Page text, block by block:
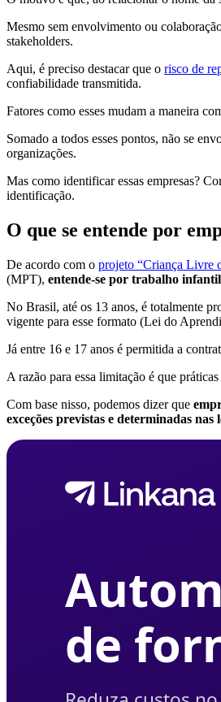
Mesmo sem envolvimento ou
stakeholders.
Aqui, é preciso destacar que o risco de
confiabilidade transmitida.
Fatores como esses mudam a maneira
Somado a todos esses pontos, não se
organizações.
Mas como identificar essas empresas?
identificação.
O que se entende por
De acordo com o projeto “Criança Livre
(MPT), entende-se por trabalho
No Brasil, até os 13 anos, é totalmente
vigente para esse formato (Lei do
Já entre 16 e 17 anos é permitida a
A razão para essa limitação é que
Com base nisso, podemos dizer que
exceções previstas e determinadas nas